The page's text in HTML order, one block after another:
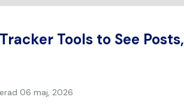
Tools to See Posts,
06 maj, 2026